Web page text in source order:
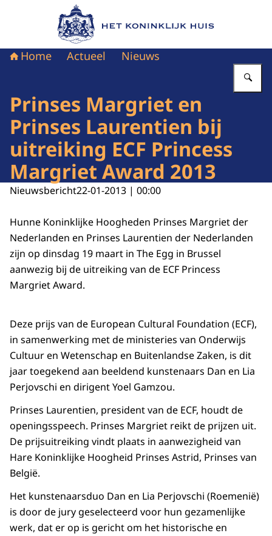
Naar de homepage van Het Koninklijk Huis
Home Actueel Nieuws
Prinses Margriet en
Prinses Laurentien bij
uitreiking ECF Princess
Margriet Award 2013
Nieuwsbericht22-01-2013 | 00:00
Hunne Koninklijke Hoogheden Prinses Margriet der
Nederlanden en Prinses Laurentien der Nederlanden
zijn op dinsdag 19 maart in The Egg in Brussel
aanwezig bij de uitreiking van de ECF Princess
Margriet Award.
Deze prijs van de European Cultural Foundation (ECF),
in samenwerking met de ministeries van Onderwijs
Cultuur en Wetenschap en Buitenlandse Zaken, is dit
jaar toegekend aan beeldend kunstenaars Dan en Lia
Perjovschi en dirigent Yoel Gamzou.
Prinses Laurentien, president van de ECF, houdt de
openingsspeech. Prinses Margriet reikt de prijzen uit.
De prijsuitreiking vindt plaats in aanwezigheid van
Hare Koninklijke Hoogheid Prinses Astrid, Prinses van
België.
Het kunstenaarsduo Dan en Lia Perjovschi (Roemenië)
is door de jury geselecteerd voor hun gezamenlijke
werk, dat er op is gericht om het historische en